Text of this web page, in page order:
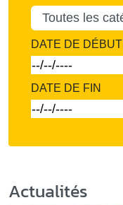
DATE DE DÉBUT
DATE DE FIN
Actualités